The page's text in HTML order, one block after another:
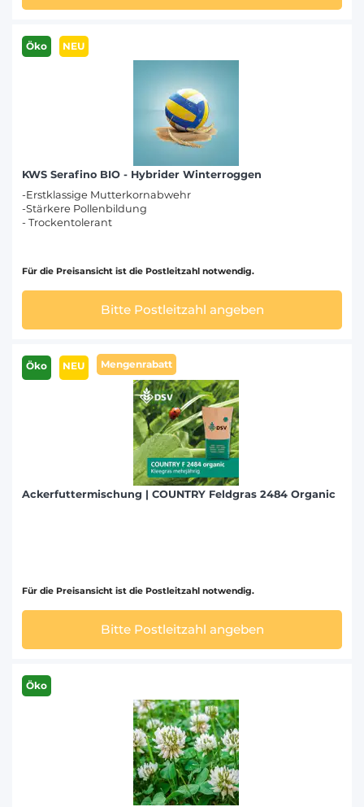
Öko NEU
KWS Serafino BIO - Hybrider Winterroggen
-Erstklassige Mutterkornabwehr
-Stärkere Pollenbildung
- Trockentolerant
Für die Preisansicht ist die Postleitzahl notwendig.
Bitte Postleitzahl angeben
Öko NEU Mengenrabatt
Ackerfuttermischung | COUNTRY Feldgras 2484 Organic
Für die Preisansicht ist die Postleitzahl notwendig.
Bitte Postleitzahl angeben
Öko